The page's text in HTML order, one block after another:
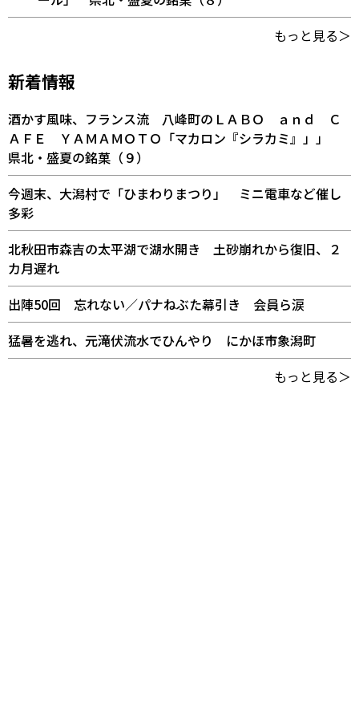
もっと見る＞
新着情報
酒かす風味、フランス流 八峰町のＬＡＢＯ ａｎｄ Ｃ
ＡＦＥ ＹＡＭＡＭＯＴＯ「マカロン『シラカミ』」」
県北・盛夏の銘菓（９）
今週末、大潟村で「ひまわりまつり」 ミニ電車など催し
多彩
北秋田市森吉の太平湖で湖水開き 土砂崩れから復旧、２
カ月遅れ
出陣50回 忘れない／パナねぶた幕引き 会員ら涙
猛暑を逃れ、元滝伏流水でひんやり にかほ市象潟町
もっと見る＞